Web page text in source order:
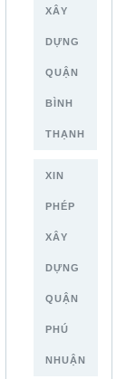
XÂY
DỰNG
QUẬN
BÌNH
THẠNH
XIN
PHÉP
XÂY
DỰNG
QUẬN
PHÚ
NHUẬN